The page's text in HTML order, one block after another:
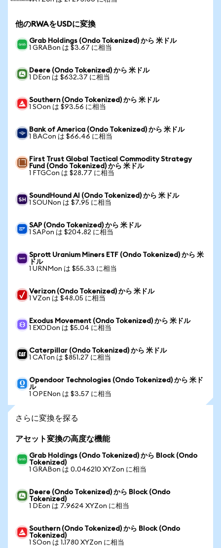
他のRWAをUSDに変換
Grab Holdings (Ondo Tokenized) から 米ドル
1 GRABon は $3.67 に相当
Deere (Ondo Tokenized) から 米ドル
1 DEon は $632.37 に相当
Southern (Ondo Tokenized) から 米ドル
1 SOon は $93.56 に相当
Bank of America (Ondo Tokenized) から 米ドル
1 BACon は $66.46 に相当
First Trust Global Tactical Commodity Strategy
Fund (Ondo Tokenized) から 米ドル
1 FTGCon は $28.77 に相当
SoundHound AI (Ondo Tokenized) から 米ドル
1 SOUNon は $7.95 に相当
SAP (Ondo Tokenized) から 米ドル
1 SAPon は $204.82 に相当
Sprott Uranium Miners ETF (Ondo Tokenized) から 米
ドル
1 URNMon は $55.33 に相当
Verizon (Ondo Tokenized) から 米ドル
1 VZon は $48.05 に相当
Exodus Movement (Ondo Tokenized) から 米ドル
1 EXODon は $5.04 に相当
Caterpillar (Ondo Tokenized) から 米ドル
1 CATon は $851.27 に相当
Opendoor Technologies (Ondo Tokenized) から 米ド
ル
1 OPENon は $3.57 に相当
さらに変換を探る
アセット変換の高度な機能
Grab Holdings (Ondo Tokenized) から Block (Ondo
Tokenized)
1 GRABon は 0.046210 XYZon に相当
Deere (Ondo Tokenized) から Block (Ondo
Tokenized)
1 DEon は 7.9624 XYZon に相当
Southern (Ondo Tokenized) から Block (Ondo
Tokenized)
1 SOon は 1.1780 XYZon に相当